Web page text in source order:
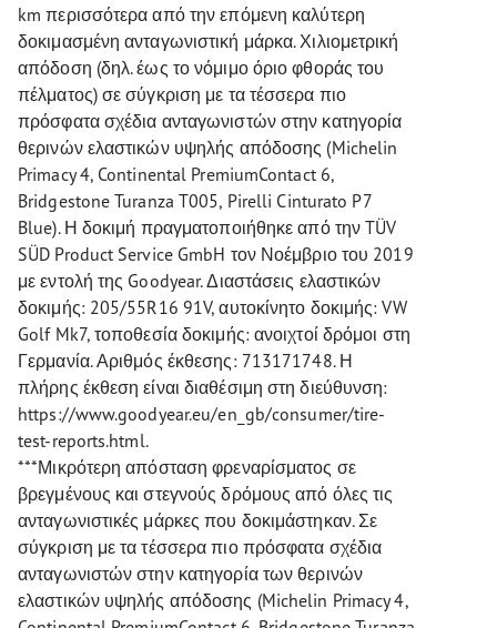
km περισσότερα από την επόμενη καλύτερη
δοκιμασμένη ανταγωνιστική μάρκα. Χιλιομετρική
απόδοση (δηλ. έως το νόμιμο όριο φθοράς του
πέλματος) σε σύγκριση με τα τέσσερα πιο
πρόσφατα σχέδια ανταγωνιστών στην κατηγορία
θερινών ελαστικών υψηλής απόδοσης (Michelin
Primacy 4, Continental PremiumContact 6,
Bridgestone Turanza T005, Pirelli Cinturato P7
Blue). Η δοκιμή πραγματοποιήθηκε από την TÜV
SÜD Product Service GmbH τον Νοέμβριο του 2019
με εντολή της Goodyear. Διαστάσεις ελαστικών
δοκιμής: 205/55R16 91V, αυτοκίνητο δοκιμής: VW
Golf Mk7, τοποθεσία δοκιμής: ανοιχτοί δρόμοι στη
Γερμανία. Αριθμός έκθεσης: 713171748. Η
πλήρης έκθεση είναι διαθέσιμη στη διεύθυνση:
https://www.goodyear.eu/en_gb/consumer/tire-
test-reports.html.
***Μικρότερη απόσταση φρεναρίσματος σε
βρεγμένους και στεγνούς δρόμους από όλες τις
ανταγωνιστικές μάρκες που δοκιμάστηκαν. Σε
σύγκριση με τα τέσσερα πιο πρόσφατα σχέδια
ανταγωνιστών στην κατηγορία των θερινών
ελαστικών υψηλής απόδοσης (Michelin Primacy 4,